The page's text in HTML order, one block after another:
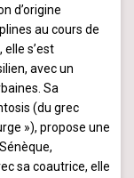
d’origine
au cours de
s’est
avec un
Sa
(du grec
»), propose une
sa coautrice, elle